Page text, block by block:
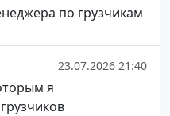
по грузчикам
23.07.2026 21:40
я